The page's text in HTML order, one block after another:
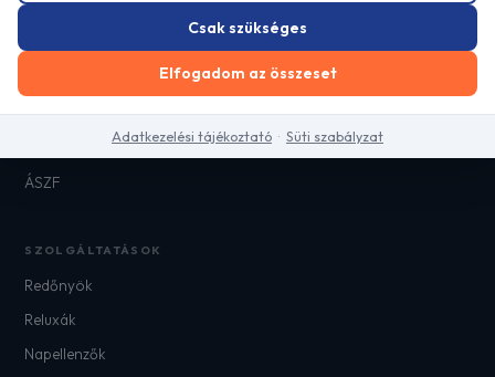
Csak szükséges
Elfogadom az összeset
Adatkezelési tájékoztató · Süti szabályzat
Főoldal
Referenciák
Kapcsolat
Adatkezelési tájékoztató
ÁSZF
SZOLGÁLTATÁSOK
Redőnyök
Reluxák
Napellenzők